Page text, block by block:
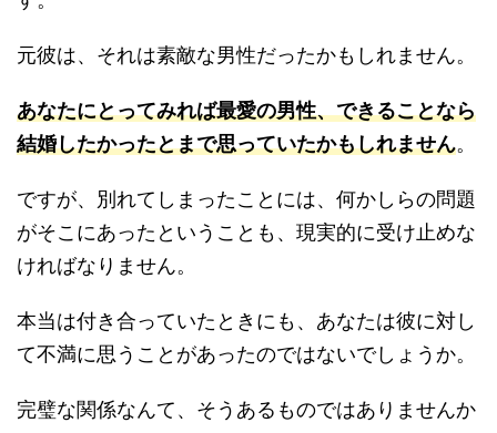
元彼は、それは素敵な男性だったかもしれません。
あなたにとってみれば最愛の男性、できることなら
結婚したかったとまで思っていたかもしれません。
ですが、別れてしまったことには、何かしらの問題
がそこにあったということも、現実的に受け止めな
ければなりません。
本当は付き合っていたときにも、あなたは彼に対し
て不満に思うことがあったのではないでしょうか。
完璧な関係なんて、そうあるものではありませんか